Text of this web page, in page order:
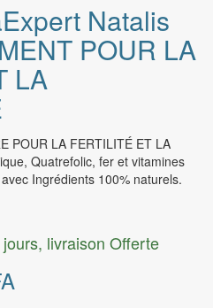
Natalis
POUR LA
LA
POUR LA FERTILITÉ ET LA
Quatrefolic, fer et vitamines
Ingrédients 100% naturels.
livraison Offerte